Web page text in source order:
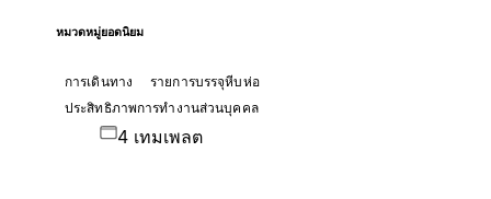
หมวดหมู่ยอดนิยม
การเดินทาง
รายการบรรจุหีบห่อ
ประสิทธิภาพการทำงานส่วนบุคคล
4 เทมเพลต